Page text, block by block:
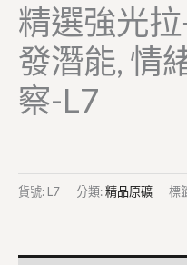
精選強光
發潛能, 情
察-L7
貨號: L7 分類:精品原礦 標